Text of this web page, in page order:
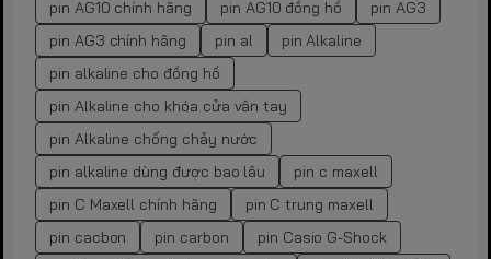
pin AG10 chính hãng
pin AG10 đồng hồ
pin AG3
pin AG3 chính hãng
pin al
pin Alkaline
pin alkaline cho đồng hồ
pin Alkaline cho khóa cửa vân tay
pin Alkaline chống chảy nước
pin alkaline dùng được bao lâu
pin c maxell
pin C Maxell chính hãng
pin C trung maxell
pin cacbon
pin carbon
pin Casio G-Shock